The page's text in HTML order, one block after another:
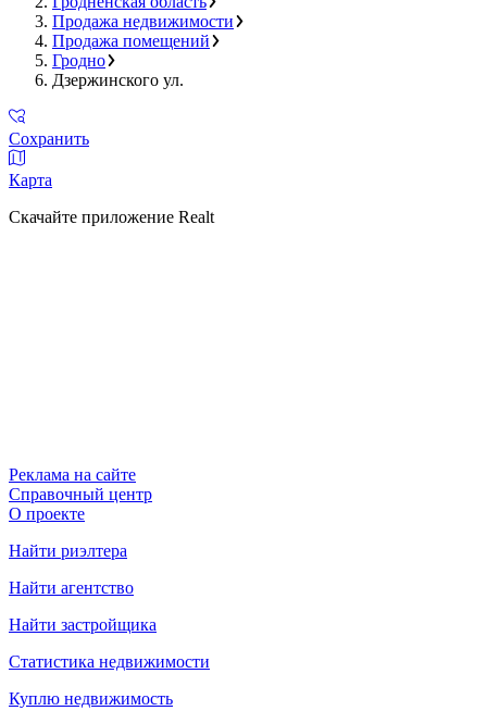
Продажа недвижимости
Продажа помещений
Гродно
Дзержинского ул.
Сохранить
Карта
Скачайте приложение Realt
Реклама на сайте
Справочный центр
О проекте
Найти риэлтера
Найти агентство
Найти застройщика
Статистика недвижимости
Куплю недвижимость